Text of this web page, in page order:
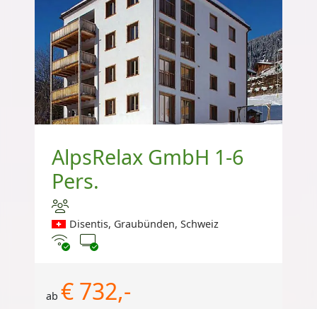
AlpsRelax GmbH 1-6
Pers.
Disentis, Graubünden, Schweiz
Internet
TV
ab € 732,-